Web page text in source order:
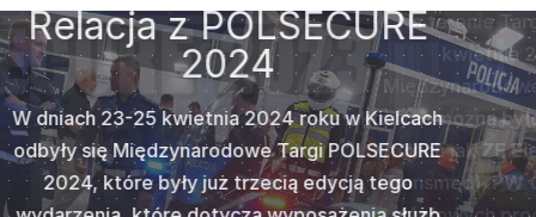
18 -
N ver
jednym z
19 -
do
prawidłową
w Kielcach
tego
Na terenie Targów Kielce w dniach 25-27
kwietnia 2023 roku odbyły się II
Międzynarodowe targi POLSECURE 2023na
których można było ujrzeć nowości u wystawców
takich jakZE Elektra,Federal Signal Vama
(Transmed),PW GametorazStrobos. Oprócz
ZE
Popularna
2000marki
wersji
PW
Nadszedł
Wam
Po